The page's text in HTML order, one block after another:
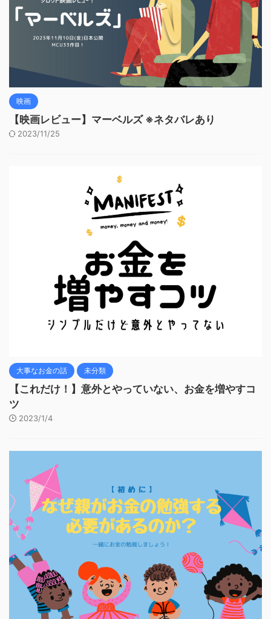
映画
【映画レビュー】マーベルズ ※ネタバレあり
2023/11/25
大事なお金の話 未分類
【これだけ！】意外とやっていない、お金を増やすコ
ツ
2023/1/4